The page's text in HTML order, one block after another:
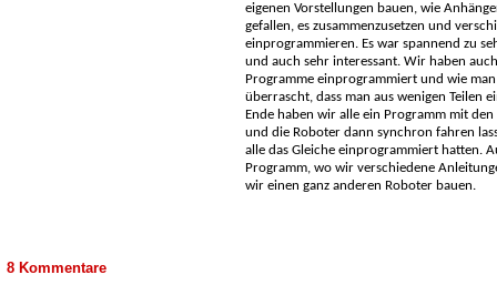
eigenen Vorstellungen bauen, wie
gefallen, es zusammenzusetzen und
einprogrammieren. Es war spannend zu
und auch sehr interessant. Wir haben
Programme einprogrammiert und wie
überrascht, dass man aus wenigen Teilen
Ende haben wir alle ein Programm mit
und die Roboter dann synchron fahren
alle das Gleiche einprogrammiert hatten.
Programm, wo wir verschiedene
wir einen ganz anderen Roboter bauen.
8 Kommentare